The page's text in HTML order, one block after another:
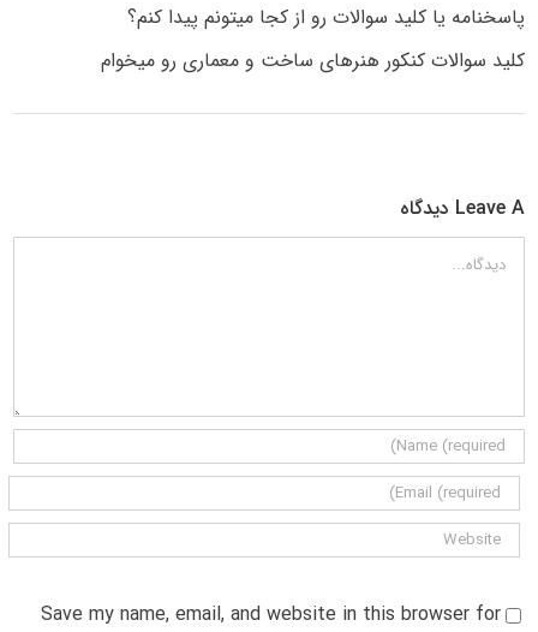
پاسخنامه یا کلید سوالات رو از کجا میتونم پیدا کنم؟
کلید سوالات کنکور هنرهای ساخت و معماری رو میخوام
Leave A دیدگاه
دیدگاه
Save my name, email, and website in this browser for